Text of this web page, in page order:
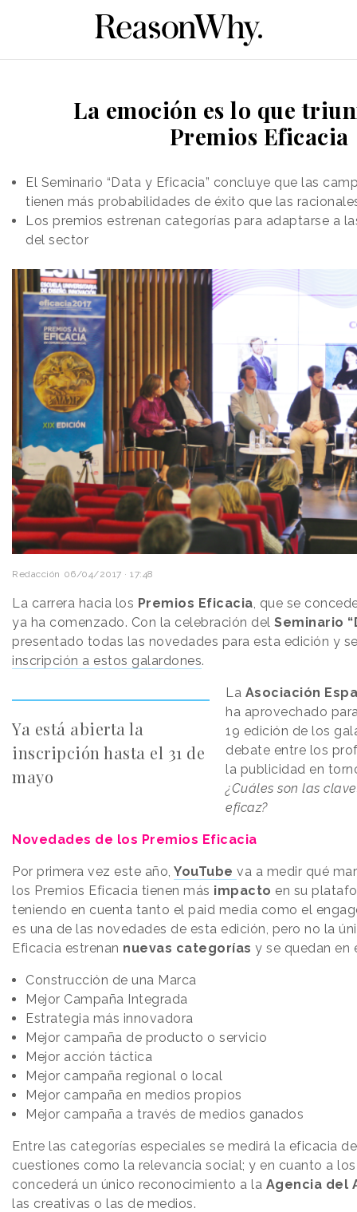
La emoción es lo que
Premios Eficacia
El Seminario “Data y Eficacia” concluye que las
tienen más probabilidades de éxito que las
Los premios estrenan categorías para adaptarse a
del sector
Redacción 06/04/2017 · 17:48
La carrera hacia los Premios Eficacia , que se
ya ha comenzado. Con la celebración del Seminario
presentado todas las novedades para esta edición y
inscripción a estos galardones.
Ya está abierta la
inscripción hasta el 31 de
mayo
La Asociación
ha aprovechado
19 edición de los
debate entre los
la publicidad en
¿Cuáles son las
eficaz?
Novedades de los Premios Eficacia
Por primera vez este año, YouTube va a medir qué
los Premios Eficacia tienen más impacto en su
teniendo en cuenta tanto el paid media como el
es una de las novedades de esta edición, pero no la
Eficacia estrenan nuevas categorías y se quedan en
Construcción de una Marca
Mejor Campaña Integrada
Estrategia más innovadora
Mejor campaña de producto o servicio
Mejor acción táctica
Mejor campaña regional o local
Mejor campaña en medios propios
Mejor campaña a través de medios ganados
Entre las categorías especiales se medirá la eficacia
cuestiones como la relevancia social; y en cuanto a
concederá un único reconocimiento a la Agencia del
las creativas o las de medios.